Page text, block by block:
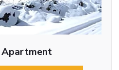
Apartment